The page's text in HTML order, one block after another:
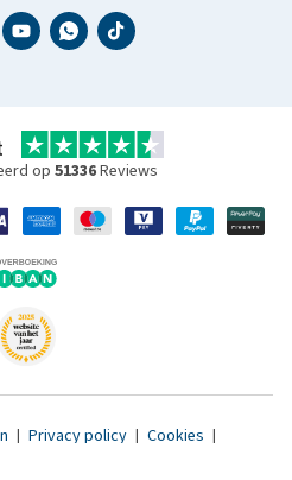
op 51336Reviews
| Privacy policy | Cookies |